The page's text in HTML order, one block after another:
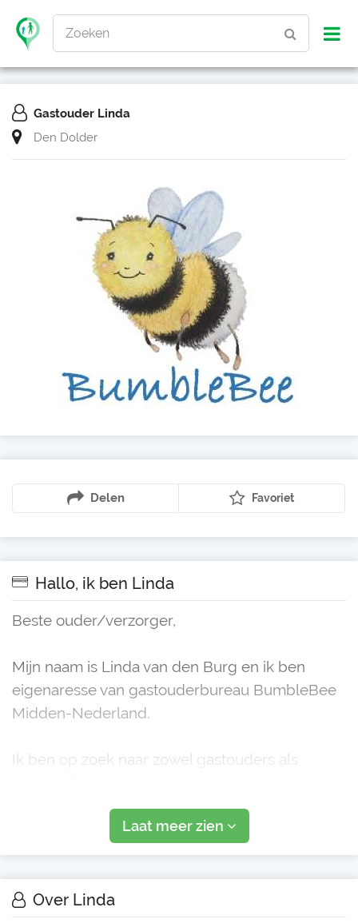
Zoeken
Gastouder Linda
Den Dolder
Delen Favoriet
Hallo, ik ben Linda
Beste ouder/verzorger,
Mijn naam is Linda van den Burg en ik ben
eigenaresse van gastouderbureau BumbleBee
Midden-Nederland.
Ik ben op zoek naar zowel gastouders als
gastouderopvang aan huis of opvang bij een
gastouder. Bent u op zoek naar passende,
kleinschalige en persoonlijke opvang voor uw
kind(eren), of overweegt u om als gastouder
aan de slag te gaan? Dan
Laat meer zien
Over Linda